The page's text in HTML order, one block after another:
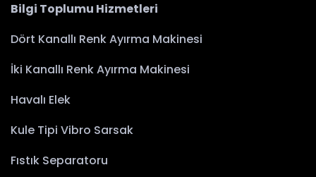
Bilgi Toplumu Hizmetleri
Dört Kanallı Renk Ayırma Makinesi
İki Kanallı Renk Ayırma Makinesi
Havalı Elek
Kule Tipi Vibro Sarsak
Fıstık Separatoru